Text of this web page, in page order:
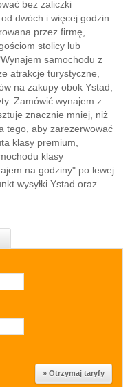
bez zaliczki
dwóch i więcej godzin
przez firmę,
stolicy lub
samochodu z
atrakcje turystyczne,
na zakupy obok Ystad,
Zamówić wynajem z
znacznie mniej, niż
tego, aby zarezerwować
klasy premium,
klasy
na godziny" po lewej
wysyłki Ystad oraz